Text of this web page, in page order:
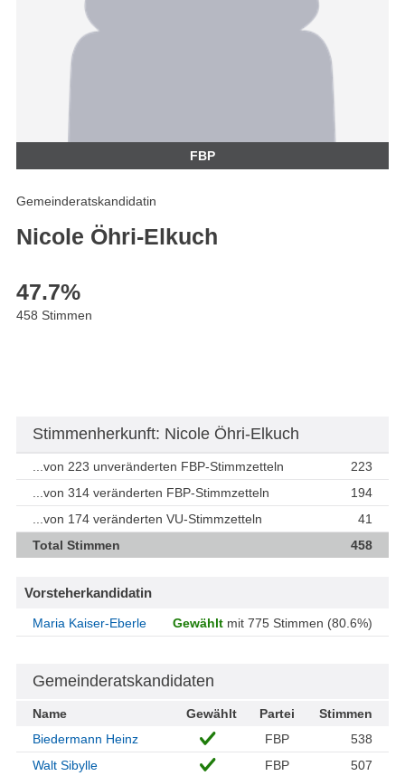
FBP
Gemeinderatskandidatin
Nicole Öhri-Elkuch
47.7%
458 Stimmen
Stimmenherkunft: Nicole Öhri-Elkuch
...von 223 unveränderten FBP-Stimmzetteln
223
...von 314 veränderten FBP-Stimmzetteln
194
...von 174 veränderten VU-Stimmzetteln
41
Total Stimmen
458
Vorsteherkandidatin
Maria Kaiser-Eberle Gewählt mit 775 Stimmen (80.6%)
Gemeinderatskandidaten
Name Gewählt Partei
Stimmen
Biedermann Heinz
FBP
538
Walt Sibylle
FBP 507